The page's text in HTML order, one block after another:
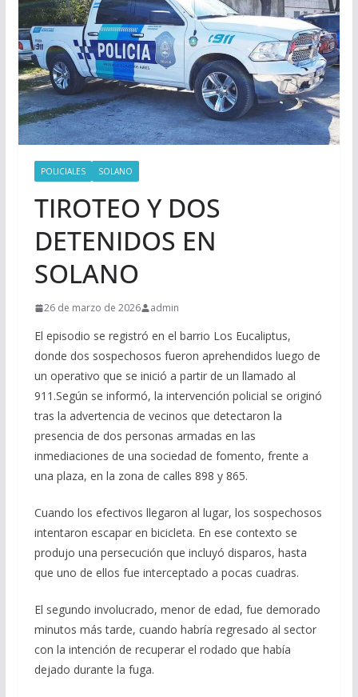
POLICIALES SOLANO
TIROTEO Y DOS
DETENIDOS EN
SOLANO
26 de marzo de 2026 admin
El episodio se registró en el barrio Los Eucaliptus,
donde dos sospechosos fueron aprehendidos luego de
un operativo que se inició a partir de un llamado al
911.Según se informó, la intervención policial se originó
tras la advertencia de vecinos que detectaron la
presencia de dos personas armadas en las
inmediaciones de una sociedad de fomento, frente a
una plaza, en la zona de calles 898 y 865.
Cuando los efectivos llegaron al lugar, los sospechosos
intentaron escapar en bicicleta. En ese contexto se
produjo una persecución que incluyó disparos, hasta
que uno de ellos fue interceptado a pocas cuadras.
El segundo involucrado, menor de edad, fue demorado
minutos más tarde, cuando habría regresado al sector
con la intención de recuperar el rodado que había
dejado durante la fuga.